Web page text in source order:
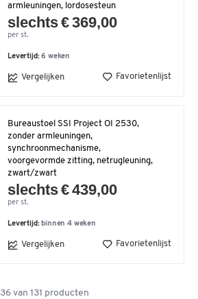
armleuningen, lordosesteun
slechts € 369,00
per st.
Levertijd:6 weken
Vergelijken Favorietenlijst
Bureaustoel SSI Project OI 2530,
zonder armleuningen,
synchroonmechanisme,
voorgevormde zitting, netrugleuning,
zwart/zwart
slechts € 439,00
per st.
Levertijd: binnen 4 weken
Vergelijken Favorietenlijst
36 van 131 producten